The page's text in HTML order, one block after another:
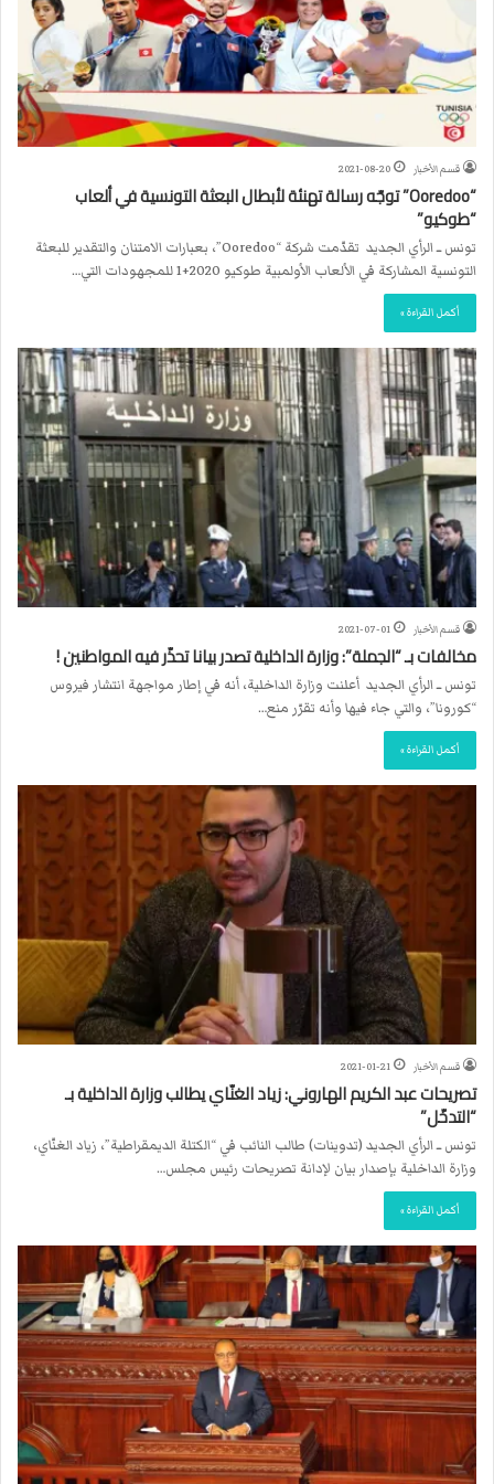
قسم الأخبار 2021-08-20
“Ooredoo” توجّه رسالة تهنئة لأبطال البعثة التونسية في ألعاب
“طوكيو”
تونس ــ الرأي الجديد تقدّمت شركة “Ooredoo”، بعبارات الامتنان والتقدير للبعثة
التونسية المشاركة في الألعاب الأولمبية طوكيو 2020+1 للمجهودات التي…
أكمل القراءة »
قسم الأخبار 2021-07-01
مخالفات بـ “الجملة”: وزارة الداخلية تصدر بيانا تحذّر فيه المواطنين !
تونس ــ الرأي الجديد أعلنت وزارة الداخلية، أنه في إطار مواجهة انتشار فيروس
“كورونا”، والتي جاء فيها وأنه تقرّر منع…
أكمل القراءة »
قسم الأخبار 2021-01-21
تصريحات عبد الكريم الهاروني: زياد الغنّاي يطالب وزارة الداخلية بـ
“التدخّل”
تونس ــ الرأي الجديد (تدوينات) طالب النائب في “الكتلة الديمقراطية”، زياد الغنّاي،
وزارة الداخلية بإصدار بيان لإدانة تصريحات رئيس مجلس…
أكمل القراءة »